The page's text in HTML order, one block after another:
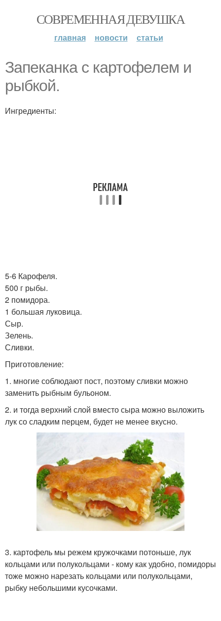
СОВРЕМЕННАЯ ДЕВУШКА
главная новости статьи
Запеканка с картофелем и
рыбкой.
Ингредиенты:
5-6 Карофеля.
500 г рыбы.
2 помидора.
1 большая луковица.
Сыр.
Зелень.
Сливки.
Приготовление:
1. многие соблюдают пост, поэтому сливки можно
заменить рыбным бульоном.
2. и тогда верхний слой вместо сыра можно выложить
лук со сладким перцем, будет не менее вкусно.
3. картофель мы режем кружочками потоньше, лук
кольцами или полукольцами - кому как удобно, помидоры
тоже можно нарезать кольцами или полукольцами,
рыбку небольшими кусочками.